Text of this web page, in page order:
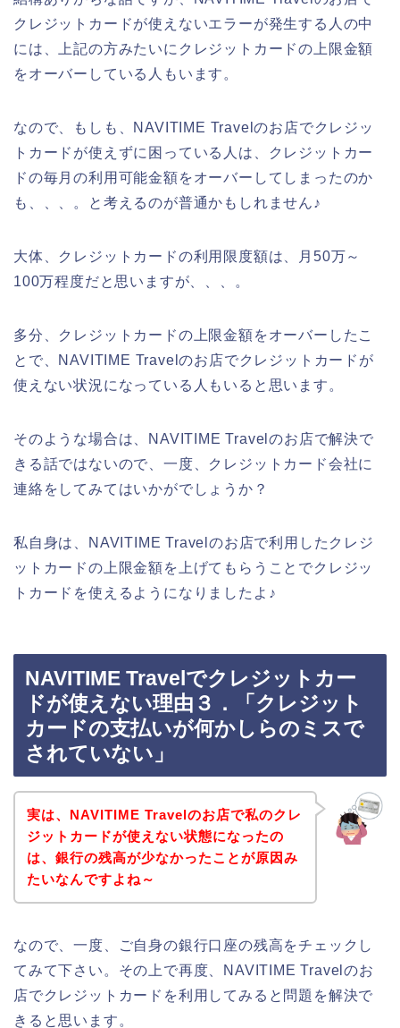
クレジットカードが使えないエラーが発生する人の中
には、上記の方みたいにクレジットカードの上限金額
をオーバーしている人もいます。
なので、もしも、NAVITIME Travelのお店でクレジッ
トカードが使えずに困っている人は、クレジットカー
ドの毎月の利用可能金額をオーバーしてしまったのか
も、、、。と考えるのが普通かもしれません♪
大体、クレジットカードの利用限度額は、月50万～
100万程度だと思いますが、、、。
多分、クレジットカードの上限金額をオーバーしたこ
とで、NAVITIME Travelのお店でクレジットカードが
使えない状況になっている人もいると思います。
そのような場合は、NAVITIME Travelのお店で解決で
きる話ではないので、一度、クレジットカード会社に
連絡をしてみてはいかがでしょうか？
私自身は、NAVITIME Travelのお店で利用したクレジ
ットカードの上限金額を上げてもらうことでクレジッ
トカードを使えるようになりましたよ♪
NAVITIME Travelでクレジットカー
ドが使えない理由３．「クレジット
カードの支払いが何かしらのミスで
されていない」
実は、NAVITIME Travelのお店で私のクレ
ジットカードが使えない状態になったの
は、銀行の残高が少なかったことが原因み
たいなんですよね～
なので、一度、ご自身の銀行口座の残高をチェックし
てみて下さい。その上で再度、NAVITIME Travelのお
店でクレジットカードを利用してみると問題を解決で
きると思います。